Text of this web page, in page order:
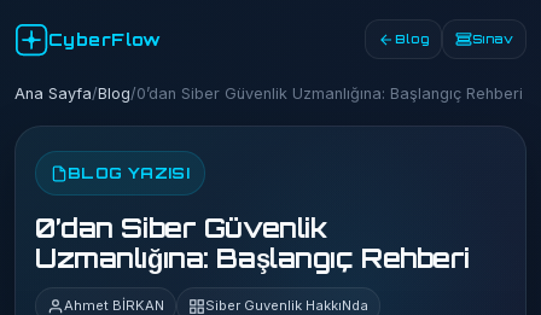
CyberFlow Blog Sınav
Ana Sayfa/Blog/0’dan Siber Güvenlik Uzmanlığına: Başlangıç Rehberi
BLOG YAZISI
0’dan Siber Güvenlik
Uzmanlığına: Başlangıç Rehberi
Ahmet BİRKAN Siber Guvenlik HakkıNda